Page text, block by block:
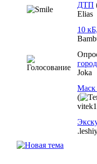
ДТП
Elias
10
Joka
Маск
(